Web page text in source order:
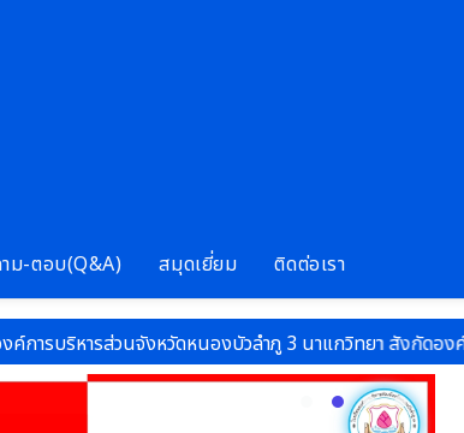
ม-ตอบ(Q&A) สมุดเยี่ยม ติดต่อเรา
หารส่วนจังหวัดหนองบัวลำภู 3 นาแกวิทยา สังกัดองค์การบริ